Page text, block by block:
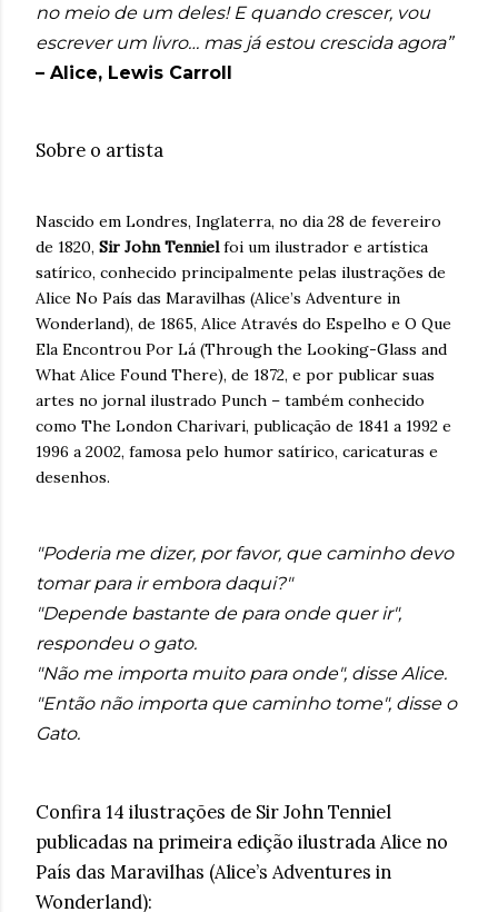
no meio de um deles! E quando crescer, vou
escrever um livro… mas já estou crescida agora”
– Alice, Lewis Carroll
Sobre o artista
Nascido em Londres, Inglaterra, no dia 28 de fevereiro
de 1820, Sir John Tennielfoi um ilustrador e artística
satírico, conhecido principalmente pelas ilustrações de
Alice No País das Maravilhas (Alice’s Adventure in
Wonderland), de 1865, Alice Através do Espelho e O Que
Ela Encontrou Por Lá (Through the Looking-Glass and
What Alice Found There), de 1872, e por publicar suas
artes no jornal ilustrado Punch – também conhecido
como The London Charivari, publicação de 1841 a 1992 e
1996 a 2002, famosa pelo humor satírico, caricaturas e
desenhos.
"Poderia me dizer, por favor, que caminho devo
tomar para ir embora daqui?"
"Depende bastante de para onde quer ir",
respondeu o gato.
"Não me importa muito para onde", disse Alice.
"Então não importa que caminho tome", disse o
Gato.
Confira 14 ilustrações de Sir John Tenniel
publicadas na primeira edição ilustrada Alice no
País das Maravilhas (Alice’s Adventures in
Wonderland):